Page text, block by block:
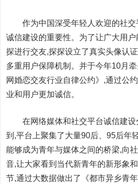
作为中国深受年轻人欢迎的社交
诚信建设的重要性。为了让广大用
探进行交友,探探设立了真实头像认
多重用户保障机制。并于今年10月
网婚恋交友行业自律公约》,通过公
业和用户更加诚信。
在网络媒体和社交平台诚信建设
到,平台上聚集了大量90后、95后年
能够成为青年与媒体之间的桥梁,向
音,让大家看到当代新青年的新形象
节,通过大数据做出了《都市异乡青